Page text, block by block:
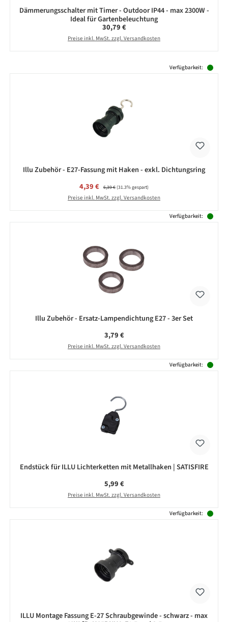
Dämmerungsschalter mit Timer - Outdoor IP44 - max 2300W -
Ideal für Gartenbeleuchtung
Regulärer Preis:
30,79 €
Preise inkl. MwSt. zzgl. Versandkosten
Verfügbarkeit:
Illu Zubehör - E27-Fassung mit Haken - exkl. Dichtungsring
Verkaufspreis:
4,39 € Regulärer Preis:
6,39 €(31.3% gespart)
Preise inkl. MwSt. zzgl. Versandkosten
Verfügbarkeit:
Illu Zubehör - Ersatz-Lampendichtung E27 - 3er Set
Regulärer Preis:
3,79 €
Preise inkl. MwSt. zzgl. Versandkosten
Verfügbarkeit:
Endstück für ILLU Lichterketten mit Metallhaken | SATISFIRE
Regulärer Preis:
5,99 €
Preise inkl. MwSt. zzgl. Versandkosten
Verfügbarkeit:
ILLU Montage Fassung E-27 Schraubgewinde - schwarz - max